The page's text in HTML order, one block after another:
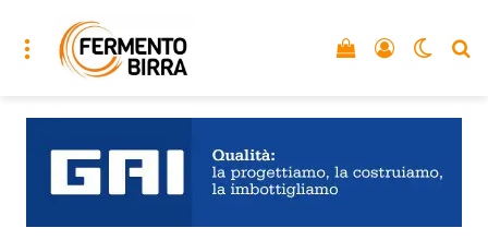
Menu Accedi
Vedi il carrello